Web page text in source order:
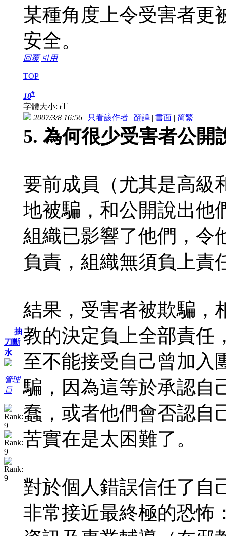
某種角度上令受害者更
安全。
回覆 引用
TOP
抽
刀斷
水
管理
員
18#
字體大小: tT
2007/3/8 16:56 | 只看該作者 | 翻譯 | 書面 | 简繁
5. 為何很少受害者公開
要前成員（尤其是高級
地被騙，和公開說出他
組織已影響了他們，令
負責，組織無須負上責
結果，受害者被欺騙，
教的決定負上全部責任
至不能接受自己曾加入
騙，因為這等於承認自
蠢，或者他們會否認自
苦實在是太困難了。
對於個人錯誤信任了自
非常接近最終極的恐怖